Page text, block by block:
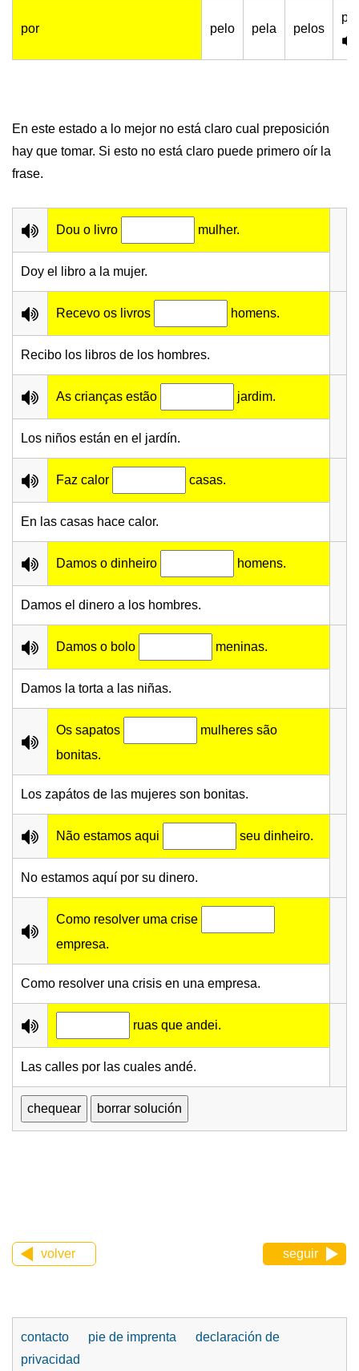
por pelo pela pelos
En este estado a lo mejor no está claro cual preposición
hay que tomar. Si esto no está claro puede primero oír la
frase.
Dou o livro mulher.
Doy el libro a la mujer.
Recevo os livros homens.
Recibo los libros de los hombres.
As crianças estão jardim.
Los niños están en el jardín.
Faz calor casas.
En las casas hace calor.
Damos o dinheiro homens.
Damos el dinero a los hombres.
Damos o bolo meninas.
Damos la torta a las niñas.
Os sapatos
mulheres são
bonitas.
Los zapátos de las mujeres son bonitas.
Não estamos aqui seu dinheiro.
No estamos aquí por su dinero.
Como resolver uma crise
empresa.
Como resolver una crisis en una empresa.
ruas que andei.
Las calles por las cuales andé.
volver seguir
contacto pie de imprenta
declaración de
privacidad